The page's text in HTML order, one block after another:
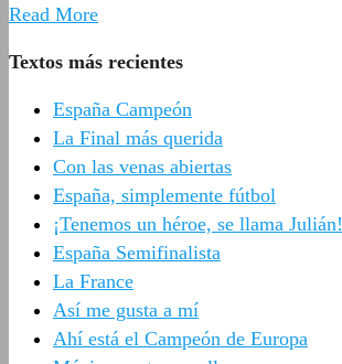
Read More
Textos más recientes
España Campeón
La Final más querida
Con las venas abiertas
España, simplemente fútbol
¡Tenemos un héroe, se llama Julián!
España Semifinalista
La France
Así me gusta a mí
Ahí está el Campeón de Europa